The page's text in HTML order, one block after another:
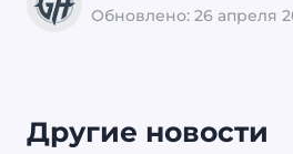
Обновлено: 26 апреля
Другие новости